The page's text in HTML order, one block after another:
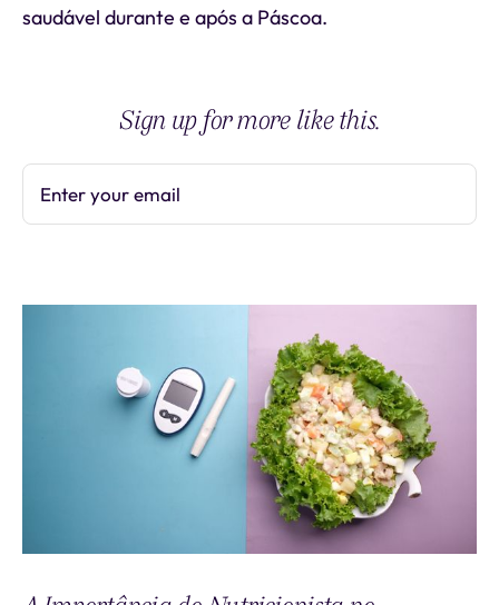
saudável durante e após a Páscoa.
Sign up for more like this.
Enter your email